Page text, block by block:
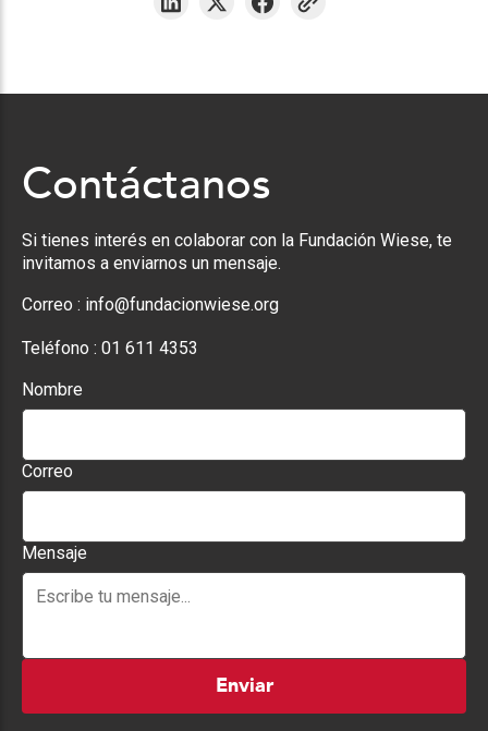
Contáctanos
Si tienes interés en colaborar con la Fundación Wiese, te
invitamos a enviarnos un mensaje.
Correo : info@fundacionwiese.org
Teléfono : 01 611 4353
Nombre
Correo
Mensaje
Enviar